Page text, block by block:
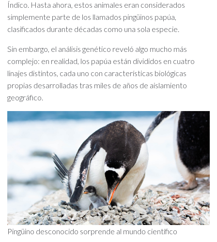
Índico. Hasta ahora, estos animales eran considerados
simplemente parte de los llamados pingüinos papúa,
clasificados durante décadas como una sola especie.
Sin embargo, el análisis genético reveló algo mucho más
complejo: en realidad, los papúa están divididos en cuatro
linajes distintos, cada uno con características biológicas
propias desarrolladas tras miles de años de aislamiento
geográfico.
Pingüino desconocido sorprende al mundo científico